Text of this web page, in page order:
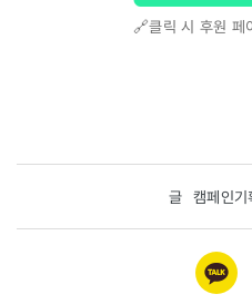
🔗클릭 시 후원 페
글 캠페인기
카카오
링크